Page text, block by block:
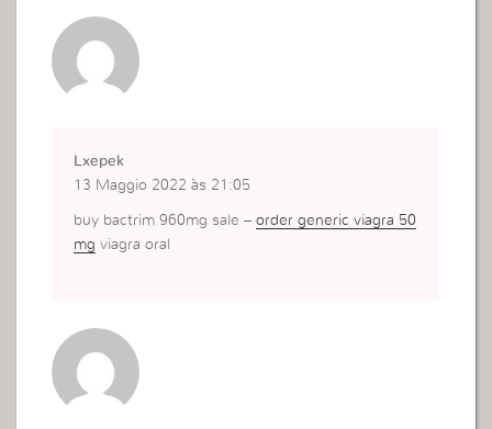
Lxepek
13 Maggio 2022 às 21:05
buy bactrim 960mg sale –order generic viagra 50
mg viagra oral